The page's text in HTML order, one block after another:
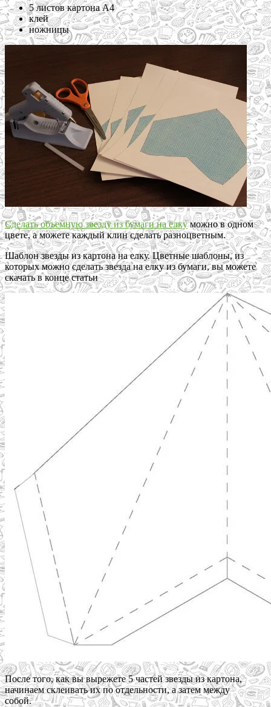
5 листов картона А4
клей
ножницы
Сделать объемную звезду из бумаги на елкуможно в одном
цвете, а можете каждый клин сделать разноцветным.
Шаблон звезды из картона на елку. Цветные шаблоны, из
которых можно сделать звезда на елку из бумаги, вы можете
скачать в конце статьи
После того, как вы вырежете 5 частей звезды из картона,
начинаем склеивать их по отдельности, а затем между
собой.